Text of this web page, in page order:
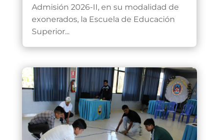
Admisión 2026-II, en su modalidad de
exonerados, la Escuela de Educación
Superior...